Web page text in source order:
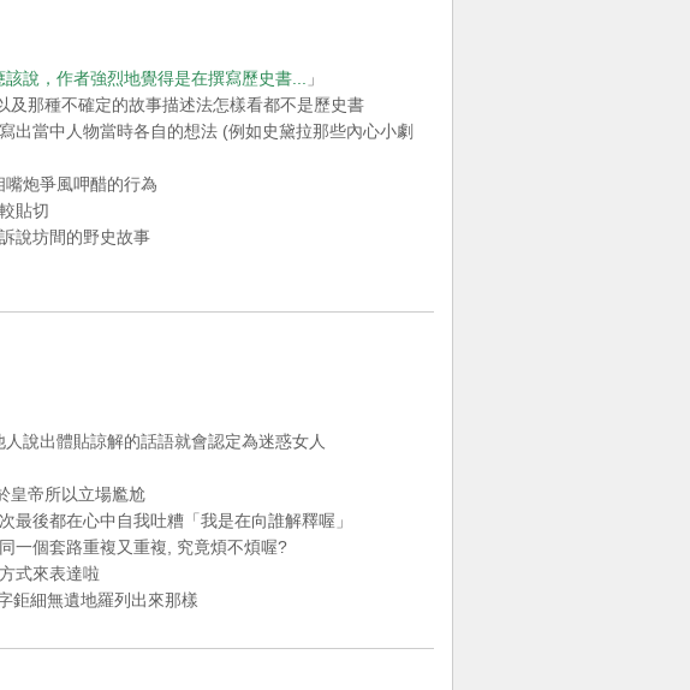
說，作者強烈地覺得是在撰寫歷史書...
」
那種不確定的故事描述法怎樣看都不是歷史書
出當中人物當時各自的想法 (例如史黛拉那些內心小劇
炮爭風呷醋的行為
貼切
說坊間的野史故事
說出體貼諒解的話語就會認定為迷惑女人
皇帝所以立場尷尬
後都在心中自我吐糟「我是在向誰解釋喔」
一個套路重複又重複, 究竟煩不煩喔?
式來表達啦
鉅細無遺地羅列出來那樣